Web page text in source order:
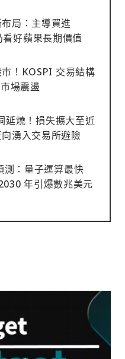
局：主導買進
好蘋果長期價值
！KOSPI 交易結構
場震盪
燒！損失擴大至近
湧入交易所避險
：量子運算最快
年引爆數兆美元